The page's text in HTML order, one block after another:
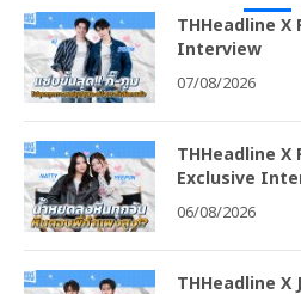
THHeadline X
Interview
07/08/2026
THHeadline
Exclusive
06/08/2026
THHeadline X